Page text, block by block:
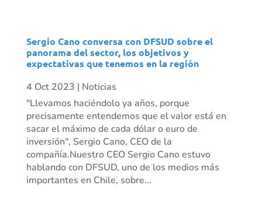
Sergio Cano conversa con DFSUD sobre el
panorama del sector, los objetivos y
expectativas que tenemos en la región
4 Oct 2023 | Noticias
"Llevamos haciéndolo ya años, porque
precisamente entendemos que el valor está en
sacar el máximo de cada dólar o euro de
inversión", Sergio Cano, CEO de la
compañía.Nuestro CEO Sergio Cano estuvo
hablando con DFSUD, uno de los medios más
importantes en Chile, sobre...